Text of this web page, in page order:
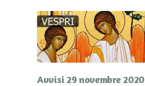
CONTATTI
LOGIN
Avvisi 29 novembre 2020